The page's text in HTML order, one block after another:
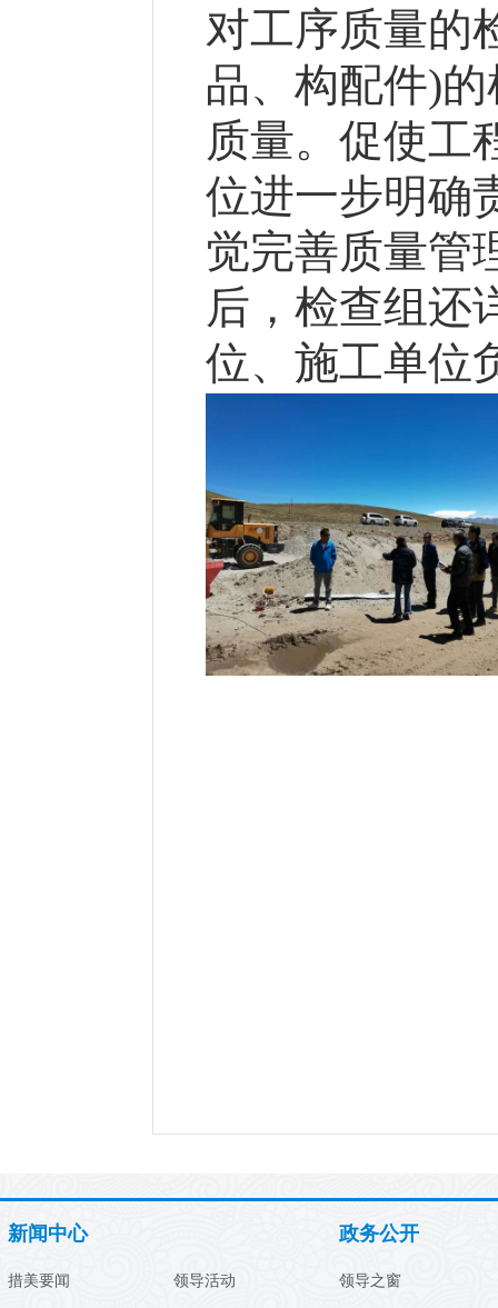
对工序质量的
品、构配件)
质量。促使工
位进一步明确
觉完善质量管
后，检查组还
位、施工单位
新闻中心
措美要闻 领导活动
政务公开
领导之窗